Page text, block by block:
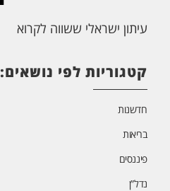
עיתון ישראלי ששווה לקרוא
קטגוריות לפי נושאים:
חדשנות
בריאות
פיננסים
נדל”ן